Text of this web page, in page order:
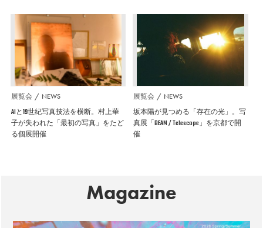
展覧会 NEWS
AIと19世紀写真技法を横断。村上華
子が失われた「最初の写真」をたど
る個展開催
展覧会 NEWS
坂本陽が見つめる「存在の光」。写
真展「BEAM / Telescope」を京都で開
催
Magazine